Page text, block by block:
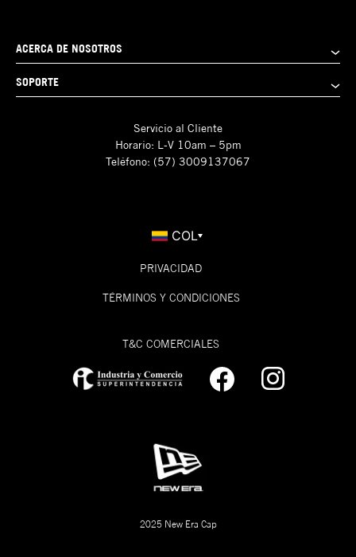
ACERCA DE NOSOTROS
SOPORTE
Servicio al Cliente
Horario: L-V 10am – 5pm
Teléfono: (57) 3009137067
COL
PRIVACIDAD
TÉRMINOS Y CONDICIONES
T&C COMERCIALES
2025 New Era Cap